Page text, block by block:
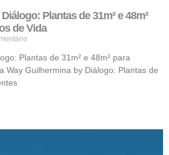
Plantas de 31m² e 48m²
de Vida
Plantas de 31m² e 48m² para
Way Guilhermina by Diálogo: Plantas de